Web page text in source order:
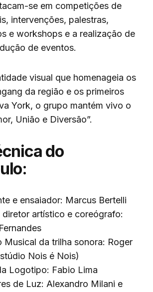
se em competições de
intervenções, palestras,
e workshops e a realização de
de eventos.
visual que homenageia os
da região e os primeiros
York, o grupo mantém vivo o
União e Diversão”.
do
e ensaiador: Marcus Bertelli
diretor artístico e coreógrafo:
Musical da trilha sonora: Roger
Nois é Nois)
Logotipo: Fabio Lima
de Luz: Alexandro Milani e